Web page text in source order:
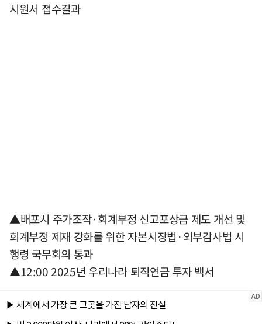
시원서 접수결과
▲배포시 주가조작·회계부정 신고포상금 제도 개선 및
회계부정 제재 강화를 위한 자본시장법·외부감사법 시
행령 국무회의 통과
▲12:00 2025년 우리나라 퇴직연금 투자 백서